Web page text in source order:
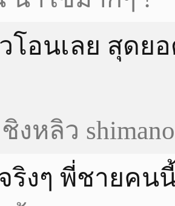
โอนเลย สุดย
งหลิว shimano
ริงๆ พี่ชายคน